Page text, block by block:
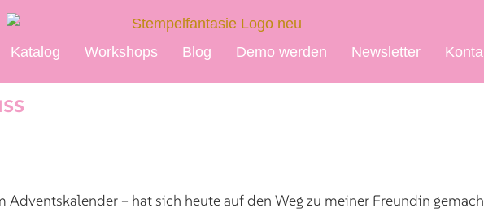
Katalog Workshops Blog Demo werden Newsletter
Adventskalender – hat sich heute auf den Weg zu meiner Freundin